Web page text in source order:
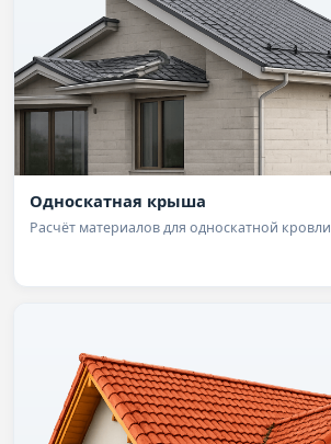
Односкатная крыша
Расчёт материалов для односкатной кровли